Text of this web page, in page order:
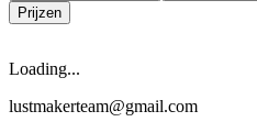
Prijzen
Loading...
lustmakerteam@gmail.com